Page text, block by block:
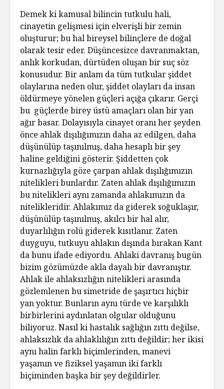
Demek ki kamusal bilincin tutkulu hali,
cinayetin gelişmesi için elverişli bir zemin
oluşturur; bu hal bireysel bilinçlere de doğal
olarak tesir eder. Düşüncesizce davranmaktan,
anlık korkudan, dürtüden oluşan bir suç söz
konusudur. Bir anlam da tüm tutkular şiddet
olaylarına neden olur, şiddet olayları da insan
öldürmeye yönelen güçleri açığa çıkarır. Gerçi
bu güçlerde birey üstü amaçları olan bir yan
ağır basar. Dolayısıyla cinayet oranı her şeyden
önce ahlak dışılığımızın daha az edilgen, daha
düşünülüp taşınılmış, daha hesaplı bir şey
haline geldiğini gösterir. Şiddetten çok
kurnazlığıyla göze çarpan ahlak dışılığımızın
nitelikleri bunlardır. Zaten ahlak dışılığımızın
bu nitelikleri aynı zamanda ahlakımızın da
nitelikleridir. Ahlakımız da giderek soğuklaşır,
düşünülüp taşınılmış, akılcı bir hal alır,
duyarlılığın rolü giderek kısıtlanır. Zaten
duyguyu, tutkuyu ahlakın dışında bırakan Kant
da bunu ifade ediyordu. Ahlaki davranış bugün
bizim gözümüzde akla dayalı bir davranıştır.
Ahlak ile ahlaksızlığın nitelikleri arasında
gözlemlenen bu simetride de şaşırtıcı hiçbir
yan yoktur. Bunların aynı türde ve karşılıklı
birbirlerini aydınlatan olgular olduğunu
biliyoruz. Nasıl ki hastalık sağlığın zıttı değilse,
ahlaksızlık da ahlaklılığın zıttı değildir; her ikisi
aynı halin farklı biçimlerinden, manevi
yaşamın ve fiziksel yaşamın iki farklı
biçiminden başka bir şey değildirler.